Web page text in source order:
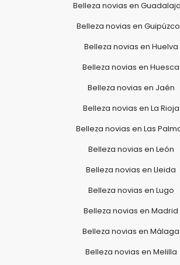
Belleza novias en
Belleza novias en
Belleza novias en Huelva
Belleza novias en Huesca
Belleza novias en Jaén
Belleza novias en La Rioja
Belleza novias en Las
Belleza novias en León
Belleza novias en Lleida
Belleza novias en Lugo
Belleza novias en Madrid
Belleza novias en Málaga
Belleza novias en Melilla